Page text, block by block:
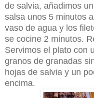
de salvia, añadimos
salsa unos 5 minutos
vaso de agua y los
se cocine 2 minutos.
Servimos el plato con
granos de granadas
hojas de salvia y un
encima.